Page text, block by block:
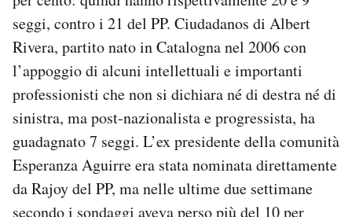
seggi, contro i 21 del PP. Ciudadanos di Albert
Rivera, partito nato in Catalogna nel 2006 con
l’appoggio di alcuni intellettuali e importanti
professionisti che non si dichiara né di destra né di
sinistra, ma post-nazionalista e progressista, ha
guadagnato 7 seggi. L’ex pre­si­dente della comu­nità
Espe­ranza Aguirre era stata nominata direttamente
da Rajoy del PP, ma nelle ultime due settimane
secondo i sondaggi aveva perso più del 10 per